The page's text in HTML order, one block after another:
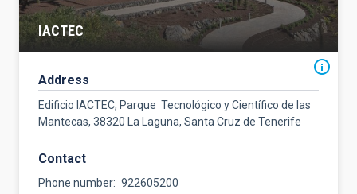
IACTEC
Address
Edificio IACTEC, Parque Tecnológico y Científico de las
Mantecas, 38320 La Laguna, Santa Cruz de Tenerife
Contact
Phone number
922605200